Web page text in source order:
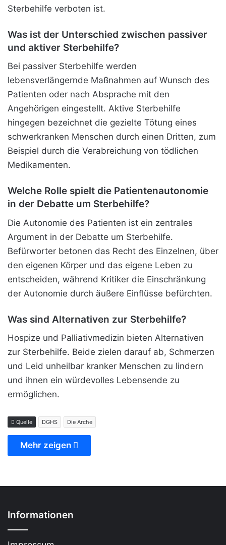
Sterbehilfe verboten ist.
Was ist der Unterschied zwischen passiver
und aktiver Sterbehilfe?
Bei passiver Sterbehilfe werden
lebensverlängernde Maßnahmen auf Wunsch des
Patienten oder nach Absprache mit den
Angehörigen eingestellt. Aktive Sterbehilfe
hingegen bezeichnet die gezielte Tötung eines
schwerkranken Menschen durch einen Dritten, zum
Beispiel durch die Verabreichung von tödlichen
Medikamenten.
Welche Rolle spielt die Patientenautonomie
in der Debatte um Sterbehilfe?
Die Autonomie des Patienten ist ein zentrales
Argument in der Debatte um Sterbehilfe.
Befürworter betonen das Recht des Einzelnen, über
den eigenen Körper und das eigene Leben zu
entscheiden, während Kritiker die Einschränkung
der Autonomie durch äußere Einflüsse befürchten.
Was sind Alternativen zur Sterbehilfe?
Hospize und Palliativmedizin bieten Alternativen
zur Sterbehilfe. Beide zielen darauf ab, Schmerzen
und Leid unheilbar kranker Menschen zu lindern
und ihnen ein würdevolles Lebensende zu
ermöglichen.
Quelle DGHS Die Arche
Mehr zeigen
Informationen